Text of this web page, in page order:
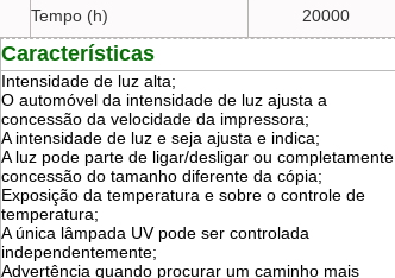
Tempo (h) 20000
Características
Intensidade de luz alta;
O automóvel da intensidade de luz ajusta a
concessão da velocidade da impressora;
A intensidade de luz e seja ajusta e indica;
A luz pode parte de ligar/desligar ou completamente
concessão do tamanho diferente da cópia;
Exposição da temperatura e sobre o controle de
temperatura;
A única lâmpada UV pode ser controlada
independentemente;
Advertência quando procurar um caminho mais